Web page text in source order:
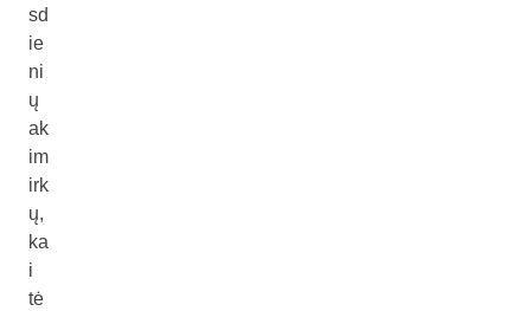
sd
ie
ni
ų
ak
im
irk
ų,
ka
i
tė